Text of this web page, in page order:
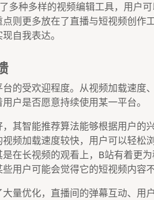
多种多样的视频编辑工具，用户
则更多放在了直播与短视频创作
自我表达。
的受欢迎程度。从视频加载速度
户是否愿意持续使用某一平台。
其智能推荐算法能够根据用户的
频加载速度较快，用户可以轻松
在长视频的观看上，B站有着更
用户可能会觉得它的短视频内容
量优化，直播间的弹幕互动、用